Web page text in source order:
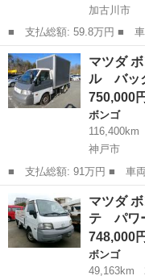
加古川市
■ 支払総額: 59.8万円 ■ 車両本体価格： 448,000 円 ■ メーカー
名： マツダ ■ 車種名：
アコン パワステ パワー
Ｃ ハイルーフ...
兵庫 加古川市 ボン
マツダ
ル バッ
750,000円
ボンゴ
116,400km
神戸市
■ 支払総額: 91万円 ■ 車両本体価格： 750,000 円 ■ メーカー
名： マツダ ■ 車種名：
ＶＴ 後輪ダブル バック
ッグ 助手席エア...
ボンゴ
マツダ
テ パワ
748,000円
ボンゴ
49,163km